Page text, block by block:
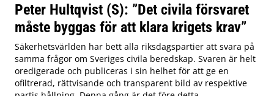
Peter Hultqvist (S): ”Det civila försvaret
måste byggas för att klara krigets krav”
Säkerhetsvärlden har bett alla riksdagspartier att svara på
samma frågor om Sveriges civila beredskap. Svaren är helt
oredigerade och publiceras i sin helhet för att ge en
ofiltrerad, rättvisande och transparent bild av respektive